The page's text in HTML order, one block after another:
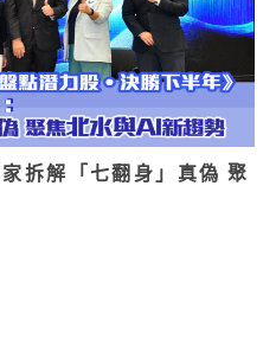
拆解「七翻身」真偽 聚